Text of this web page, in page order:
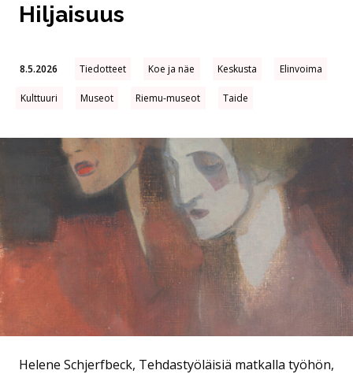
Hiljaisuus
8.5.2026 Tiedotteet Koe ja näe Keskusta Elinvoima
Kulttuuri Museot Riemu-museot Taide
Helene Schjerfbeck, Tehdastyöläisiä matkalla työhön,